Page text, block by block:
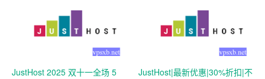
JustHost 2025 双十一全场 5
JustHost|最新优惠|30%折扣|不